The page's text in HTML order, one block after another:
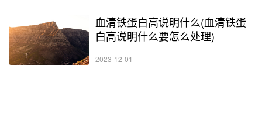
血清铁蛋白高说明什么(血清铁蛋
白高说明什么要怎么处理)
2023-12-01